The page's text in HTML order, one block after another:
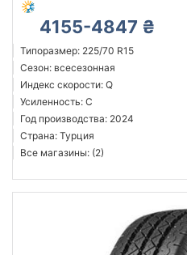
4155-4847 ₴
Типоразмер: 225/70 R15
Сезон: всесезонная
Индекс скорости: Q
Усиленность: C
Год производства: 2024
Страна: Турция
Все магазины: (2)